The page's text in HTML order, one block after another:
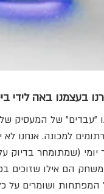
ביטוי ב-2 רמות, כלפי חוץ
"עבדים" של המעסיק
למכונה. אנחנו לא
(שמתומחר בדיוק
הם אילו
המפתחות ושומרים על